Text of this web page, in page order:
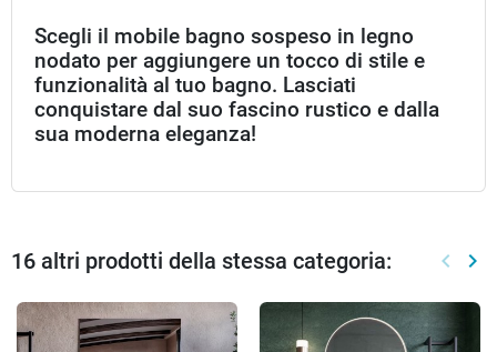
Scegli il mobile bagno sospeso in legno
nodato per aggiungere un tocco di stile e
funzionalità al tuo bagno. Lasciati
conquistare dal suo fascino rustico e dalla
sua moderna eleganza!
16 altri prodotti della stessa categoria: keyboard_arrow_left keyboard_arrow_right